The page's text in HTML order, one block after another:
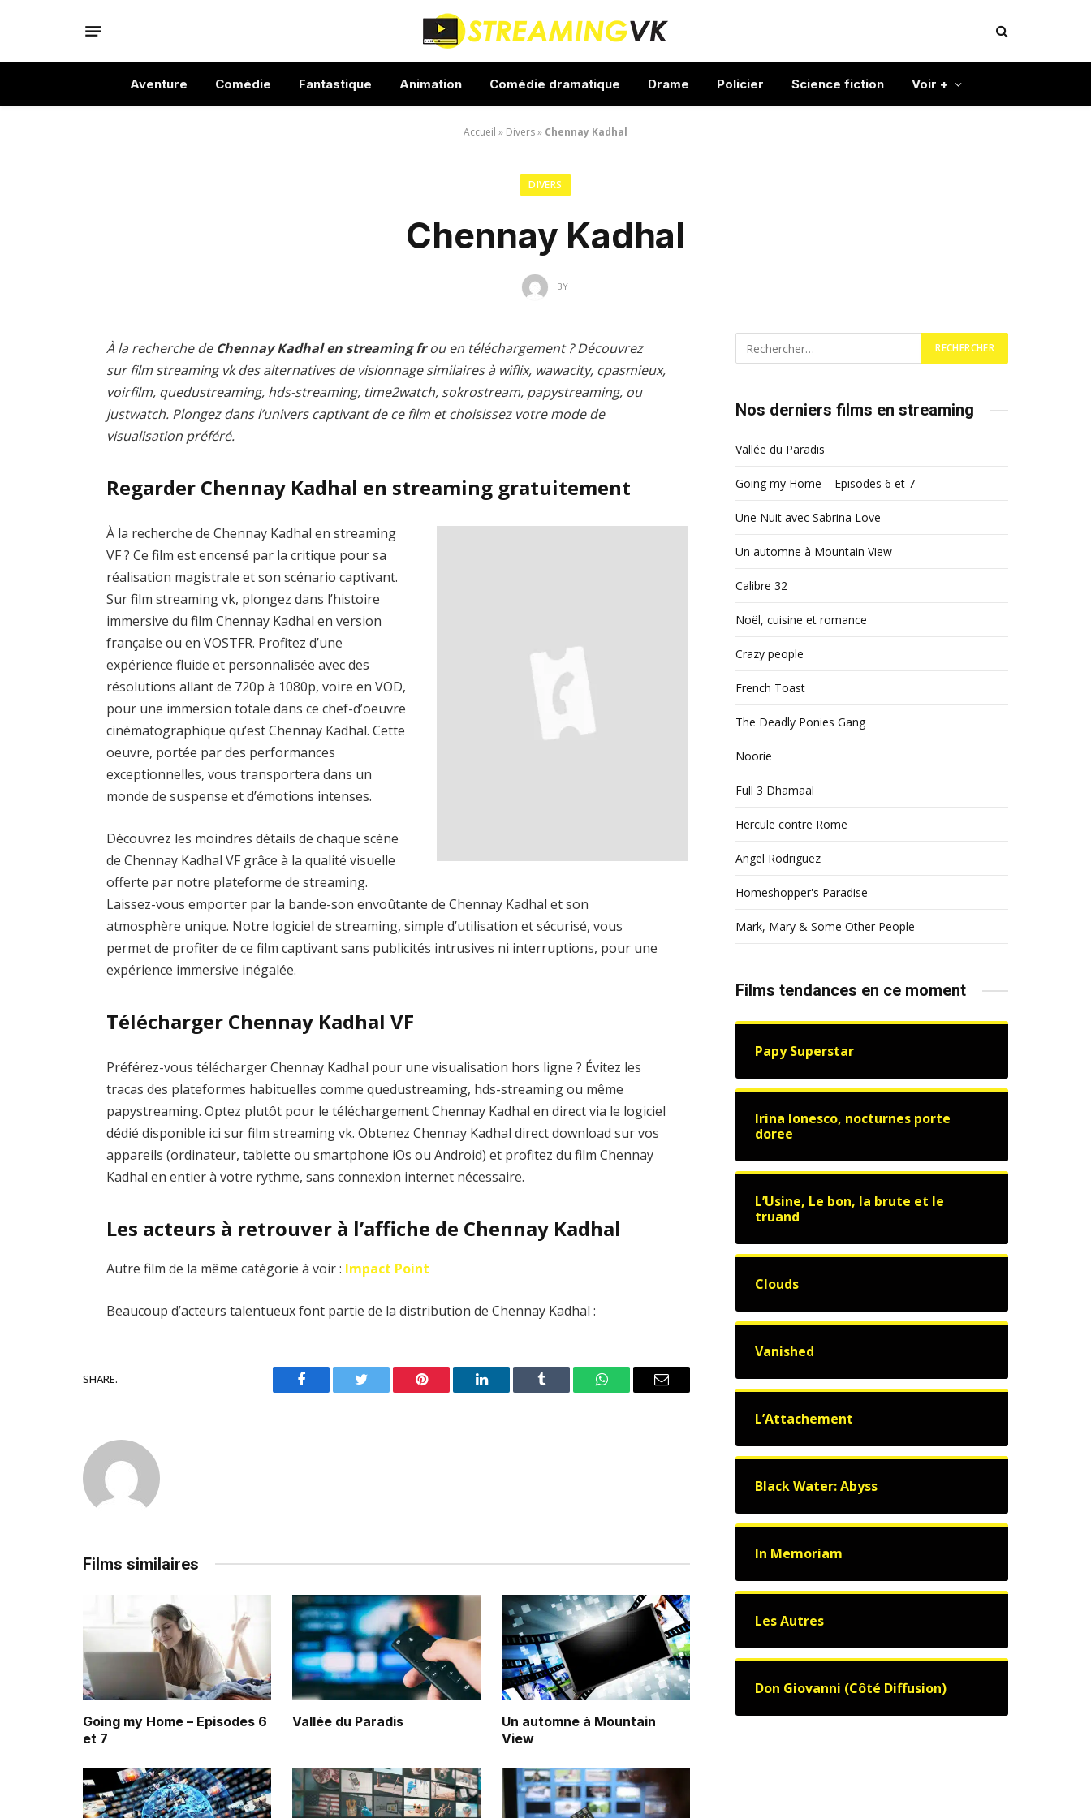
Aventure Comédie Fantastique Animation Comédie dramatique Drame Policier Science fiction Voir +
Accueil » Divers» Chennay Kadhal
DIVERS
Chennay Kadhal
BY
À la recherche de Chennay Kadhal en streaming frou en téléchargement ? Découvrez
sur film streaming vk des alternatives de visionnage similaires à wiflix, wawacity, cpasmieux,
voirfilm, quedustreaming, hds-streaming, time2watch, sokrostream, papystreaming, ou
justwatch. Plongez dans l’univers captivant de ce film et choisissez votre mode de
visualisation préféré.
Regarder Chennay Kadhal en streaming gratuitement
À la recherche de Chennay Kadhal en streaming
VF ? Ce film est encensé par la critique pour sa
réalisation magistrale et son scénario captivant.
Sur film streaming vk, plongez dans l’histoire
immersive du film Chennay Kadhal en version
française ou en VOSTFR. Profitez d’une
expérience fluide et personnalisée avec des
résolutions allant de 720p à 1080p, voire en VOD,
pour une immersion totale dans ce chef-d’oeuvre
cinématographique qu’est Chennay Kadhal. Cette
oeuvre, portée par des performances
exceptionnelles, vous transportera dans un
monde de suspense et d’émotions intenses.
Découvrez les moindres détails de chaque scène
de Chennay Kadhal VF grâce à la qualité visuelle
offerte par notre plateforme de streaming.
Laissez-vous emporter par la bande-son envoûtante de Chennay Kadhal et son
atmosphère unique. Notre logiciel de streaming, simple d’utilisation et sécurisé, vous
permet de profiter de ce film captivant sans publicités intrusives ni interruptions, pour une
expérience immersive inégalée.
Télécharger Chennay Kadhal VF
Préférez-vous télécharger Chennay Kadhal pour une visualisation hors ligne ? Évitez les
tracas des plateformes habituelles comme quedustreaming, hds-streaming ou même
papystreaming. Optez plutôt pour le téléchargement Chennay Kadhal en direct via le logiciel
dédié disponible ici sur film streaming vk. Obtenez Chennay Kadhal direct download sur vos
appareils (ordinateur, tablette ou smartphone iOs ou Android) et profitez du film Chennay
Kadhal en entier à votre rythme, sans connexion internet nécessaire.
Les acteurs à retrouver à l’affiche de Chennay Kadhal
Autre film de la même catégorie à voir : Impact Point
Beaucoup d’acteurs talentueux font partie de la distribution de Chennay Kadhal :
SHARE.
Facebook Twitter Pinterest LinkedIn Tumblr WhatsAppEmail
Films similaires
Going my Home – Episodes 6
et 7
Vallée du Paradis
Un automne à Mountain
View
Nos derniers films en streaming
Vallée du Paradis
Going my Home – Episodes 6 et 7
Une Nuit avec Sabrina Love
Un automne à Mountain View
Calibre 32
Noël, cuisine et romance
Crazy people
French Toast
The Deadly Ponies Gang
Noorie
Full 3 Dhamaal
Hercule contre Rome
Angel Rodriguez
Homeshopper's Paradise
Mark, Mary & Some Other People
Films tendances en ce moment
Papy Superstar
Irina Ionesco, nocturnes porte
doree
L’Usine, Le bon, la brute et le
truand
Clouds
Vanished
L’Attachement
Black Water: Abyss
In Memoriam
Les Autres
Don Giovanni (Côté Diffusion)